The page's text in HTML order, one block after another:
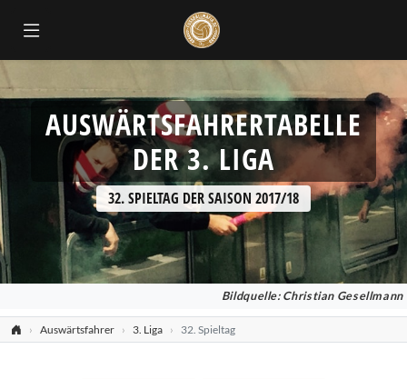
AUSWÄRTSFAHRERTABELLE
DER 3. LIGA
32. SPIELTAG DER SAISON 2017/18
Bildquelle: Christian Gesellmann
Auswärtsfahrer 3. Liga 32. Spieltag